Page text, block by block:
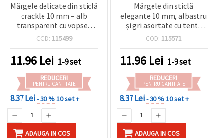
Mărgele delicate din sticlă
crackle 10 mm – alb
transparent cu vopsea
albastră deschisă, orificiu
perfecte pentru crearea
de bijuterii elegante
handmade
COD: 115499
11.96 Lei 1-9 set
REDUCERI
PENTRU CANTITATE
8.37 Lei- 30 %10 set +
ADAUGA IN COS
Mărgele din sticlă
elegante 10 mm, albastru
și gri asortate cu tentă
albastră, efect AB, gaură
perfecte pentru bijuterii
strălucitoare și creații
handmade artistice
COD: 115571
11.96 Lei 1-9 set
REDUCERI
PENTRU CANTITATE
8.37 Lei- 30 %10 set +
ADAUGA IN COS